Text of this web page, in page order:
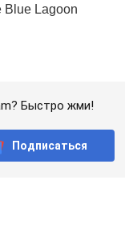
Быстро жми!
Подписаться